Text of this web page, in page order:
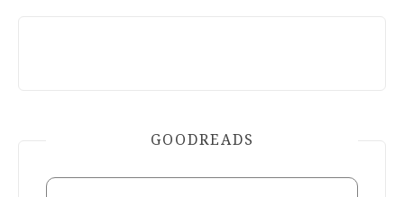
GOODREADS